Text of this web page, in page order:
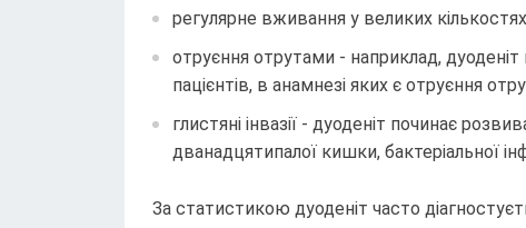
регулярне вживання у великих
отруєння отрутами - наприклад,
пацієнтів, в анамнезі яких є отруєння
глистяні інвазії - дуоденіт починає
дванадцятипалої кишки, бактеріальної
За статистикою дуоденіт часто